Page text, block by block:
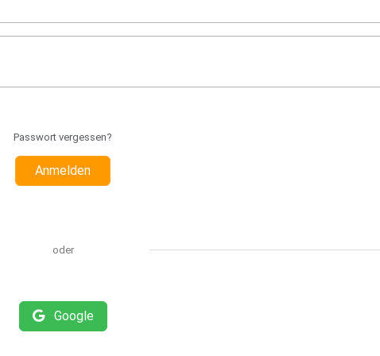
Passwort vergessen?
Anmelden
oder
Google